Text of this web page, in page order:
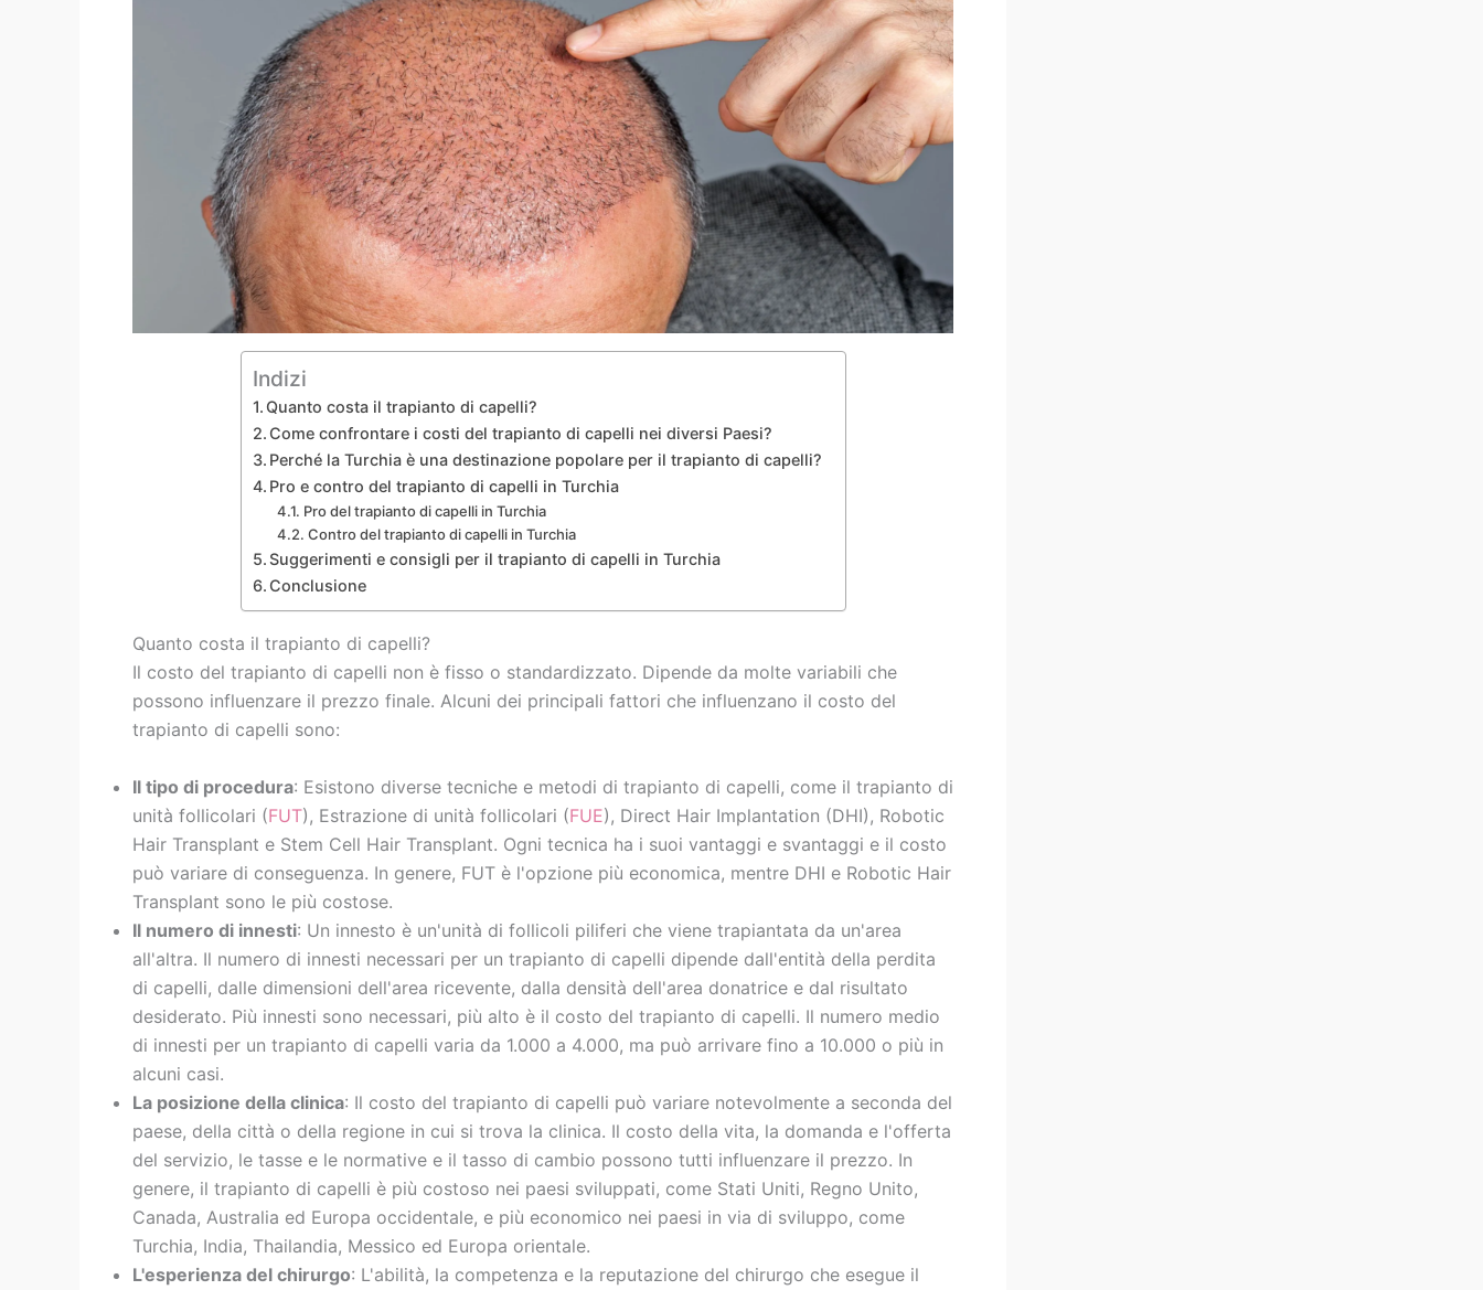
Indizi
Quanto costa il trapianto di capelli?
Come confrontare i costi del trapianto di capelli nei diversi Paesi?
Perché la Turchia è una destinazione popolare per il trapianto di capelli?
Pro e contro del trapianto di capelli in Turchia
Pro del trapianto di capelli in Turchia
Contro del trapianto di capelli in Turchia
Suggerimenti e consigli per il trapianto di capelli in Turchia
Conclusione
Quanto costa il trapianto di capelli?
Il costo del trapianto di capelli non è fisso o standardizzato. Dipende da molte variabili che
possono influenzare il prezzo finale. Alcuni dei principali fattori che influenzano il costo del
trapianto di capelli sono:
Il tipo di procedura: Esistono diverse tecniche e metodi di trapianto di capelli, come il trapianto di
unità follicolari (FUT), Estrazione di unità follicolari (FUE), Direct Hair Implantation (DHI), Robotic
Hair Transplant e Stem Cell Hair Transplant. Ogni tecnica ha i suoi vantaggi e svantaggi e il costo
può variare di conseguenza. In genere, FUT è l'opzione più economica, mentre DHI e Robotic Hair
Transplant sono le più costose.
Il numero di innesti: Un innesto è un'unità di follicoli piliferi che viene trapiantata da un'area
all'altra. Il numero di innesti necessari per un trapianto di capelli dipende dall'entità della perdita
di capelli, dalle dimensioni dell'area ricevente, dalla densità dell'area donatrice e dal risultato
desiderato. Più innesti sono necessari, più alto è il costo del trapianto di capelli. Il numero medio
di innesti per un trapianto di capelli varia da 1.000 a 4.000, ma può arrivare fino a 10.000 o più in
alcuni casi.
La posizione della clinica: Il costo del trapianto di capelli può variare notevolmente a seconda del
paese, della città o della regione in cui si trova la clinica. Il costo della vita, la domanda e l'offerta
del servizio, le tasse e le normative e il tasso di cambio possono tutti influenzare il prezzo. In
genere, il trapianto di capelli è più costoso nei paesi sviluppati, come Stati Uniti, Regno Unito,
Canada, Australia ed Europa occidentale, e più economico nei paesi in via di sviluppo, come
Turchia, India, Thailandia, Messico ed Europa orientale.
L'esperienza del chirurgo: L'abilità, la competenza e la reputazione del chirurgo che esegue il